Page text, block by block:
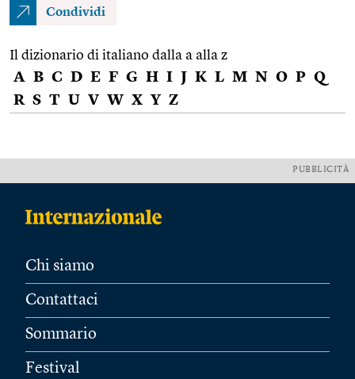
Condividi
Il dizionario di italiano dalla a alla z
A B C D E F G H I J K L M N O P Q
R S T U V W X Y Z
PUBBLICITÀ
Chi siamo
Contattaci
Sommario
Festival